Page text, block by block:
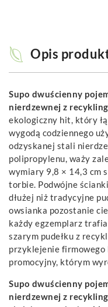
Opis
Supo dwuścienny
nierdzewnej z
ekologiczny hit, który
wygodą codziennego
odzyskanej stali
polipropylenu, waży
wymiary 9,8 × 14,3 cm
torbie. Podwójne
dłużej niż tradycyjne
owsianka pozostanie
każdy egzemplarz
szarym pudełku z
przyklejenie firmowego
promocyjny, którym
Supo dwuścienny
nierdzewnej z